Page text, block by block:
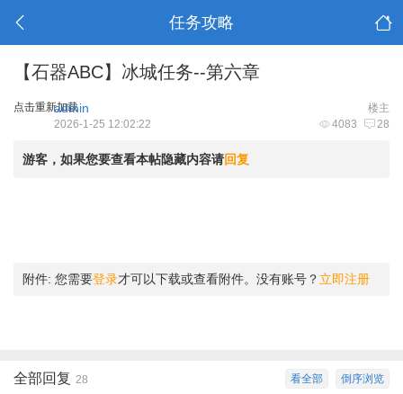
任务攻略
【石器ABC】冰城任务--第六章
点击重新加载 楼主
admin
4083 28
2026-1-25 12:02:22
游客，如果您要查看本帖隐藏内容请回复
附件: 您需要登录才可以下载或查看附件。没有账号？ 立即注册
倒序浏览
看全部
全部回复 28